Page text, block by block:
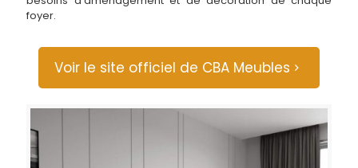
foyer.
Voir le site officiel de CBA Meubles